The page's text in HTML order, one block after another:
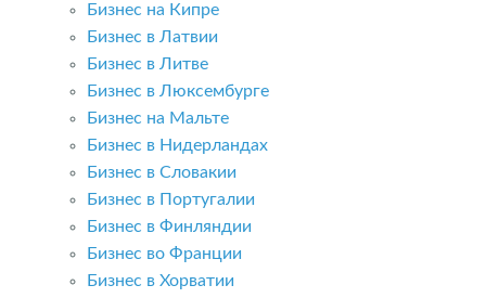
Бизнес на Кипре
Бизнес в Латвии
Бизнес в Литве
Бизнес в Люксембурге
Бизнес на Мальте
Бизнес в Нидерландах
Бизнес в Словакии
Бизнес в Португалии
Бизнес в Финляндии
Бизнес во Франции
Бизнес в Хорватии